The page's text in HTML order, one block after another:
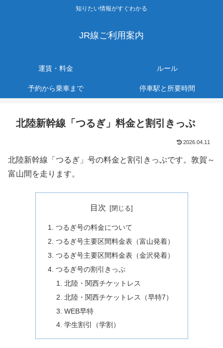
知りたい情報がすぐわかる
JR線ご利用案内
運賃・料金 ルール
予約から乗車まで 停車駅と所要時間
北陸新幹線「つるぎ」料金と割引きっぷ
2026.04.11
北陸新幹線「つるぎ」号の料金と割引きっぷです。敦賀～
富山間を走ります。
目次
つるぎ号の料金について
つるぎ号主要区間料金表（富山発着）
つるぎ号主要区間料金表（金沢発着）
つるぎ号の割引きっぷ
北陸・関西チケットレス
北陸・関西チケットレス（早特7）
WEB早特
学生割引（学割）